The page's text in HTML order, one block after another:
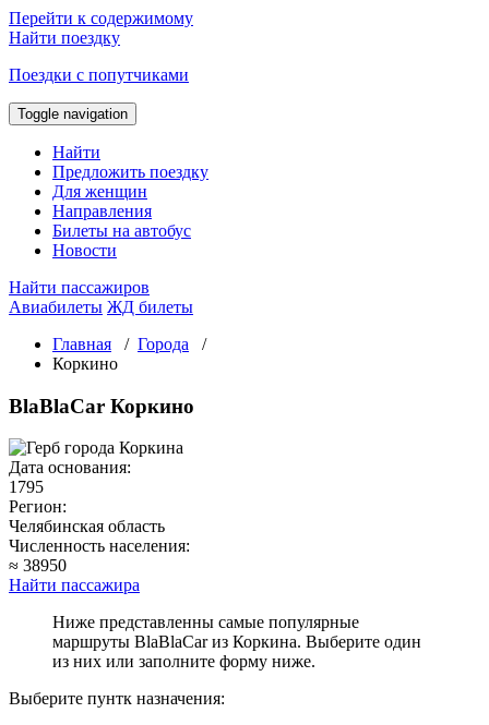
Перейти к содержимому
Найти поездку
Поездки с попутчиками
Toggle navigation
Найти
Предложить поездку
Для женщин
Направления
Билеты на автобус
Новости
Найти пассажиров
Авиабилеты ЖД билеты
Главная / Города /
Коркино
BlaBlaCar Коркино
Дата основания:
1795
Регион:
Челябинская область
Численность населения:
≈ 38950
Найти пассажира
Ниже представленны самые популярные
маршруты BlaBlaCar из Коркина. Выберите один
из них или заполните форму ниже.
Выберите пунтк назначения: